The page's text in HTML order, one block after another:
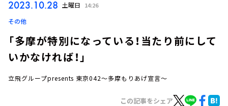
2023.10.28 土曜日 14:26
その他
「多摩が特別になっている！当たり前にして
いかなければ！」
立飛グループpresents 東京042～多摩もりあげ宣言～
この記事をシェア